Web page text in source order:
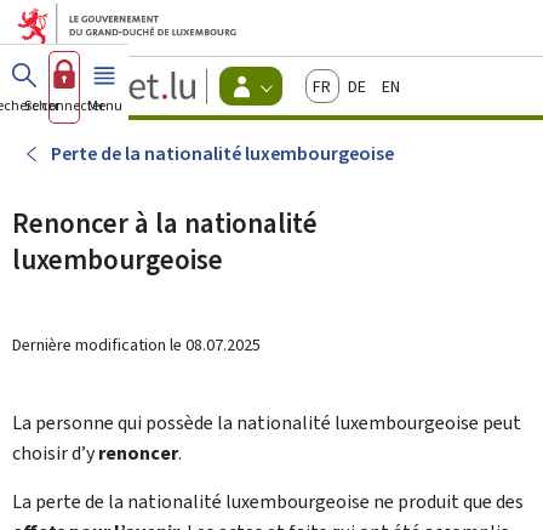
Aller au menu principal
Aller au contenu
Guichet.lu
Changer
d'espace
Menu
actif
FrançaisDeutschEnglish
Se connecterMenu principal
Perte de la nationalité luxembourgeoise
Renoncer à la nationalité
luxembourgeoise
Dernière modification le 08.07.2025
La personne qui possède la nationalité luxembourgeoise peut
choisir d’yrenoncer.
La perte de la nationalité luxembourgeoise ne produit que des